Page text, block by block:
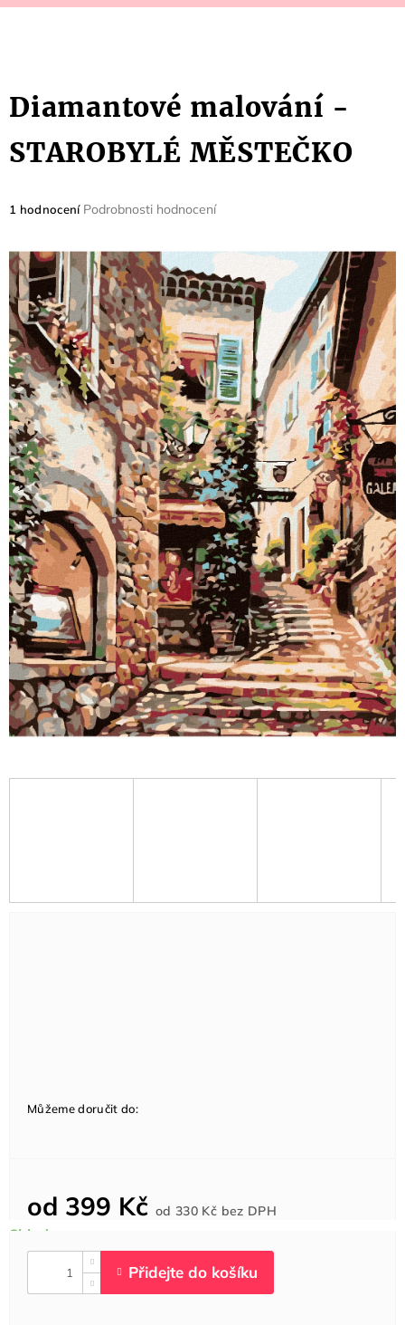
Diamantové malování -
STAROBYLÉ MĚSTEČKO
Průměrné
je
5,0
z
5
hvězdiček.
1 hodnocení Podrobnosti hodnocení
od 399 Kč od330 Kč bez DPHcena:
Můžeme doručit do: